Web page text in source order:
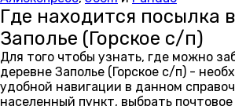
Где находится посылка
Заполье (Горское с/п)
Для того чтобы узнать, где можно
деревне Заполье (Горское с/п) -
удобной навигации в данном
населенный пункт, выбрать